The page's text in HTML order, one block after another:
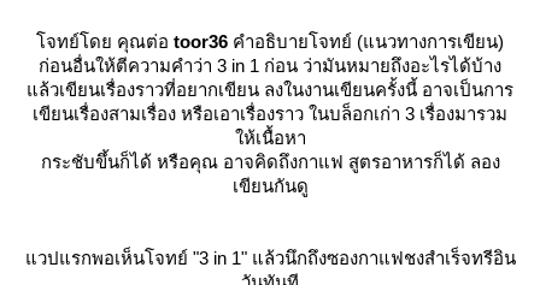
จทย์โดย คุณต่อ toor36 คำอธิบายโจทย์ (แนวทางการเขียน)
ก่อนอื่นให้ตีความคำว่า 3 in 1 ก่อน ว่ามันหมายถึงอะไรได้บ้าง
ล้วเขียนเรื่องราวที่อยากเขียน ลงในงานเขียนครั้งนี้ อาจเป็นการ
เขียนเรื่องสามเรื่อง หรือเอาเรื่องราว ในบล็อกเก่า 3 เรื่องมารวม
ห้เนื้อหา
กระชับขึ้นก็ได้ หรือคุณ อาจคิดถึงกาแฟ สูตรอาหารก็ได้ ลอง
เขียนกันดู
วปแรกพอเห็นโจทย์ "3 in 1" แล้วนึกถึงซองกาแฟชงสำเร็จทรีอิน